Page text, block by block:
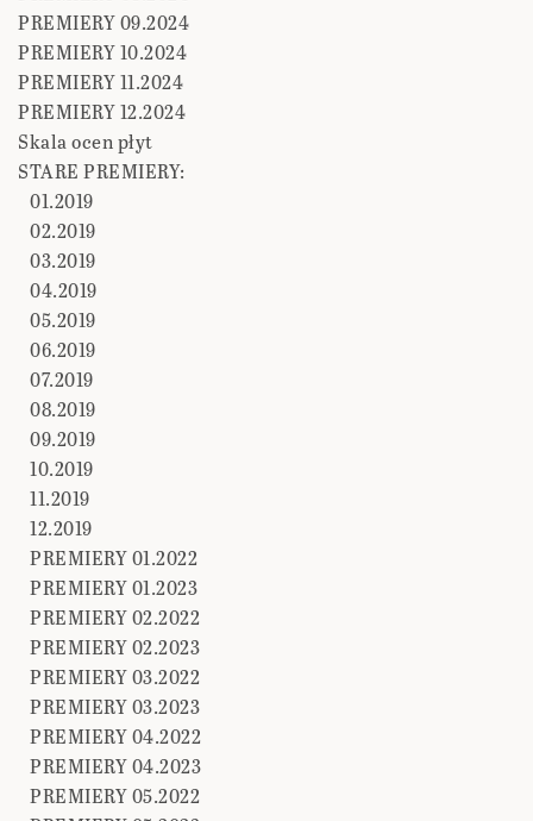
PREMIERY 09.2024
PREMIERY 10.2024
PREMIERY 11.2024
PREMIERY 12.2024
Skala ocen płyt
STARE PREMIERY:
01.2019
02.2019
03.2019
04.2019
05.2019
06.2019
07.2019
08.2019
09.2019
10.2019
11.2019
12.2019
PREMIERY 01.2022
PREMIERY 01.2023
PREMIERY 02.2022
PREMIERY 02.2023
PREMIERY 03.2022
PREMIERY 03.2023
PREMIERY 04.2022
PREMIERY 04.2023
PREMIERY 05.2022